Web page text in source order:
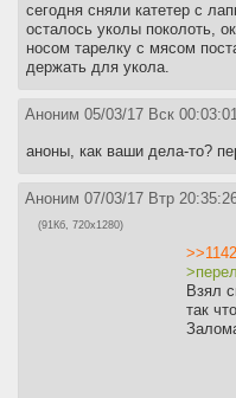
сегодня сняли катетер с
осталось уколы поколоть,
носом тарелку с мясом
держать для укола.
Аноним 05/03/17 Вск
аноны, как ваши дела-то?
Аноним 07/03/17 Втр
(91Кб, 720x1280)
Взял
так